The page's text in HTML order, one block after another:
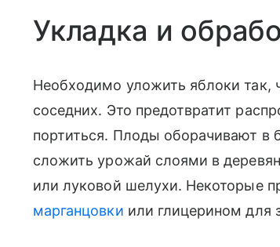
Укладка и
Необходимо уложить яблоки так,
соседних. Это предотвратит
портиться. Плоды оборачивают в
сложить урожай слоями в
или луковой шелухи. Некоторые
марганцовки или глицерином для